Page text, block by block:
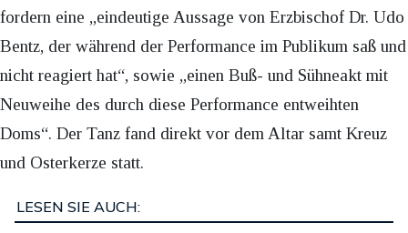
fordern eine „eindeutige Aussage von Erzbischof Dr. Udo
Bentz, der während der Performance im Publikum saß und
nicht reagiert hat“, sowie „einen Buß- und Sühneakt mit
Neuweihe des durch diese Performance entweihten
Doms“. Der Tanz fand direkt vor dem Altar samt Kreuz
und Osterkerze statt.
LESEN SIE AUCH: